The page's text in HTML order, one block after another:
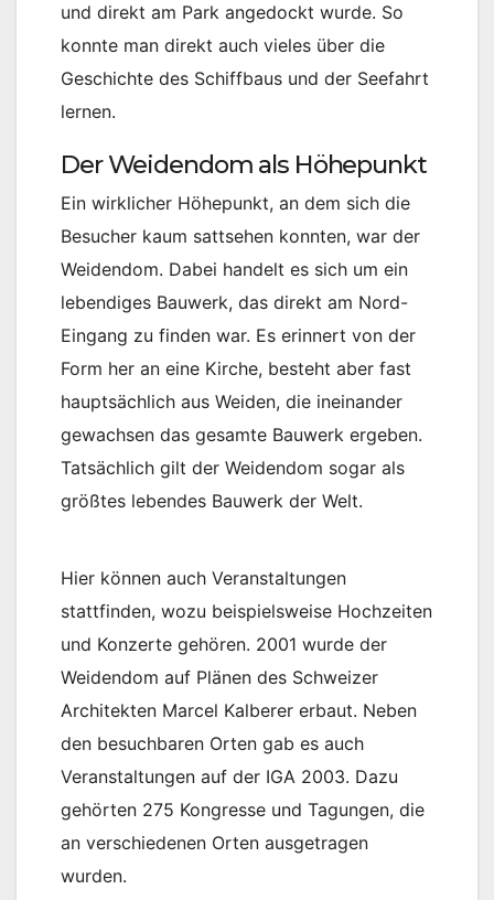
und direkt am Park angedockt wurde. So
konnte man direkt auch vieles über die
Geschichte des Schiffbaus und der Seefahrt
lernen.
Der Weidendom als Höhepunkt
Ein wirklicher Höhepunkt, an dem sich die
Besucher kaum sattsehen konnten, war der
Weidendom. Dabei handelt es sich um ein
lebendiges Bauwerk, das direkt am Nord-
Eingang zu finden war. Es erinnert von der
Form her an eine Kirche, besteht aber fast
hauptsächlich aus Weiden, die ineinander
gewachsen das gesamte Bauwerk ergeben.
Tatsächlich gilt der Weidendom sogar als
größtes lebendes Bauwerk der Welt.
Hier können auch Veranstaltungen
stattfinden, wozu beispielsweise Hochzeiten
und Konzerte gehören. 2001 wurde der
Weidendom auf Plänen des Schweizer
Architekten Marcel Kalberer erbaut. Neben
den besuchbaren Orten gab es auch
Veranstaltungen auf der IGA 2003. Dazu
gehörten 275 Kongresse und Tagungen, die
an verschiedenen Orten ausgetragen
wurden.